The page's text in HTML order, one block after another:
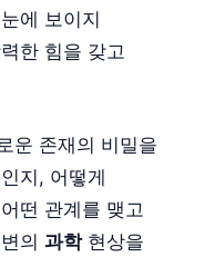
에 보이지
한 힘을 갖고
운 존재의 비밀을
지, 어떻게
떤 관계를 맺고
의 과학현상을